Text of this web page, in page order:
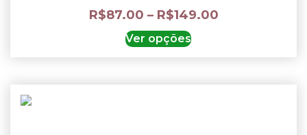
R$87.00 – R$149.00
Ver opções